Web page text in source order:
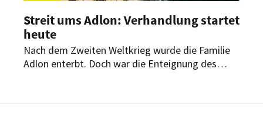
Streit ums Adlon: Verhandlung startet
heute
Nach dem Zweiten Weltkrieg wurde die Familie
Adlon enterbt. Doch war die Enteignung des